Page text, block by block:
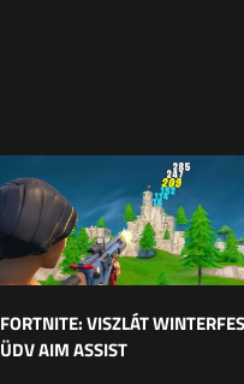
FORTNITE: VISZLÁT
ÜDV AIM ASSIST